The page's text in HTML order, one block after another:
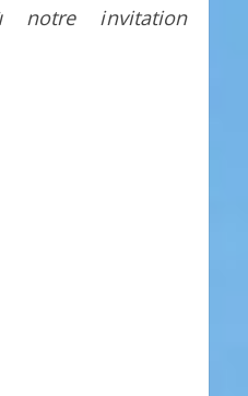
notre invitation